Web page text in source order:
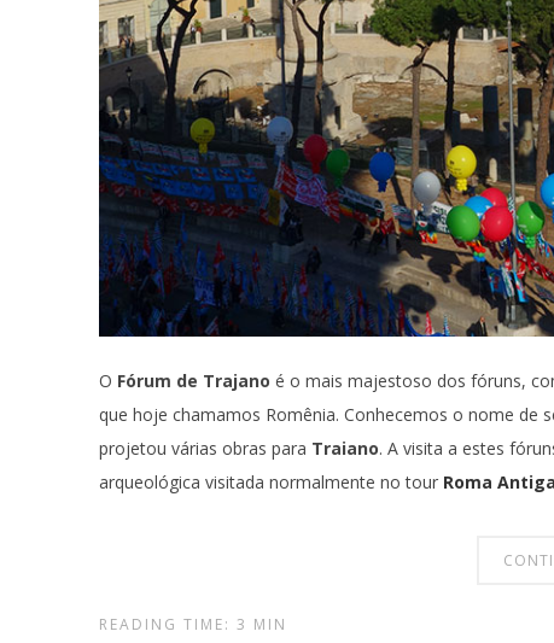
O Fórum de Trajano é o mais majestoso dos fóruns,
que hoje chamamos Romênia. Conhecemos o nome de
projetou várias obras para Traiano. A visita a estes
arqueológica visitada normalmente no tour Roma Antiga
READING TIME: 3 MIN